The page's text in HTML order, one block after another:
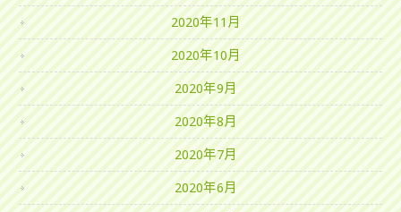
2020年11月
2020年10月
2020年9月
2020年8月
2020年7月
2020年6月